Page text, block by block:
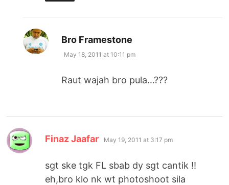
Bro Framestone
May 18, 2011 at 10:11 pm
Raut wajah bro pula…???
Finaz Jaafar says:
May 19, 2011 at 3:17 pm
sgt ske tgk FL sbab dy sgt cantik !!
eh,bro klo nk wt photoshoot sila